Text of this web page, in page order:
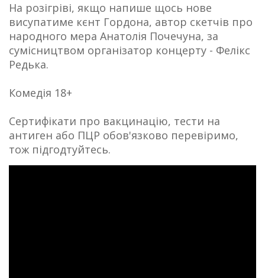
На розігріві, якщо напише щось нове
висупатиме кєнт Гордона, автор скетчів про
народного мера Анатолія Почечуна, за
сумісництвом організатор концерту - Фелікс
Редька.
Комедія 18+
Сертифікати про вакцинацію, тести на
антиген або ПЦР обов'язково перевіримо,
тож підгодтуйтесь.